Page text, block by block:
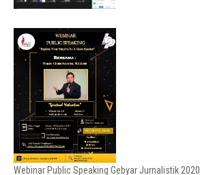
Webinar Public Speaking Gebyar Jurnalistik 2020